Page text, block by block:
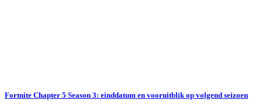
Fortnite Chapter 5 Season 3: einddatum en vooruitblik op volgend seizoen